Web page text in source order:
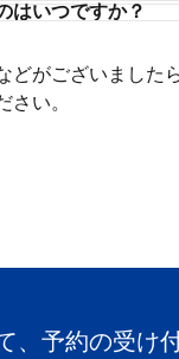
はいつですか？
どがございました
さい。
、予約の受け